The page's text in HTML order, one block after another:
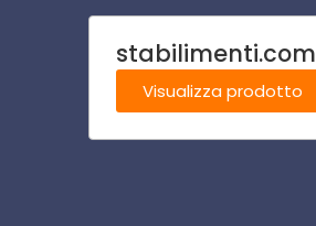
stabilimenti.com
Visualizza prodotto